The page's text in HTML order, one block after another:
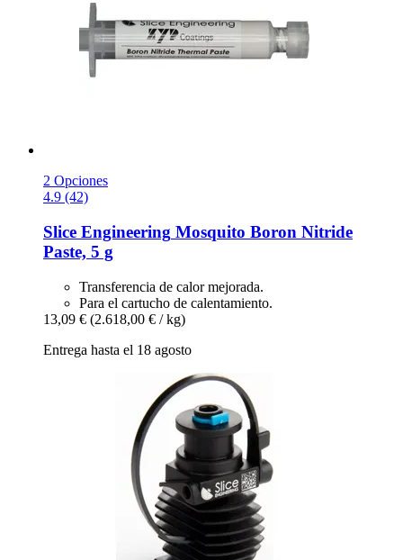
2 Opciones
4.9 (42)
Slice Engineering Mosquito Boron Nitride
Paste, 5 g
Transferencia de calor mejorada.
Para el cartucho de calentamiento.
13,09 € (2.618,00 € / kg)
Entrega hasta el 18 agosto